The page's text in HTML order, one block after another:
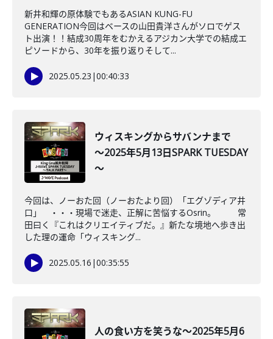
新井和輝の原体験でもあるASIAN KUNG-FU
GENERATION今回はベースの山田貴洋さんがソロでゲス
ト出演！！結成30周年をむかえるアジカン大学での結成エ
ピソードから、30年を振り返りそして...
2025.05.23 |00:40:33
ウィスキングからサバンナまで
～2025年5月13日SPARK TUESDAY
～
今回は、ノーおた回（ノーおたより回）「エグゾディア井
口」 ・・・現場で迷走、正解に苦悩するOsrin。 常
田曰く『これはクリエイティブだ。』新たな境地へ歩き出
した理の運命「ウィスキング...
2025.05.16 |00:35:55
人の食い方を笑うな～2025年5月6